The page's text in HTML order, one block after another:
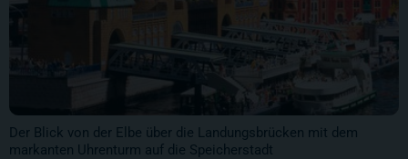
Der Blick von der Elbe über die Landungsbrücken mit dem
markanten Uhrenturm auf die Speicherstadt